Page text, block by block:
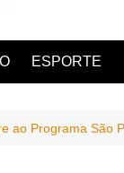
ESPORTE
ao Programa São